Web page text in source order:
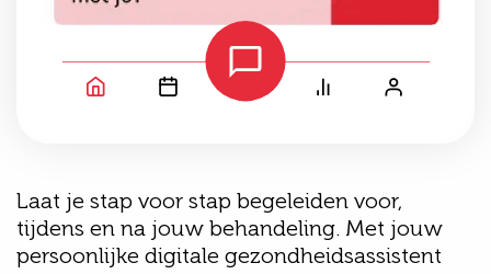
Laat je stap voor stap begeleiden voor,
tijdens en na jouw behandeling. Met jouw
persoonlijke digitale gezondheidsassistent